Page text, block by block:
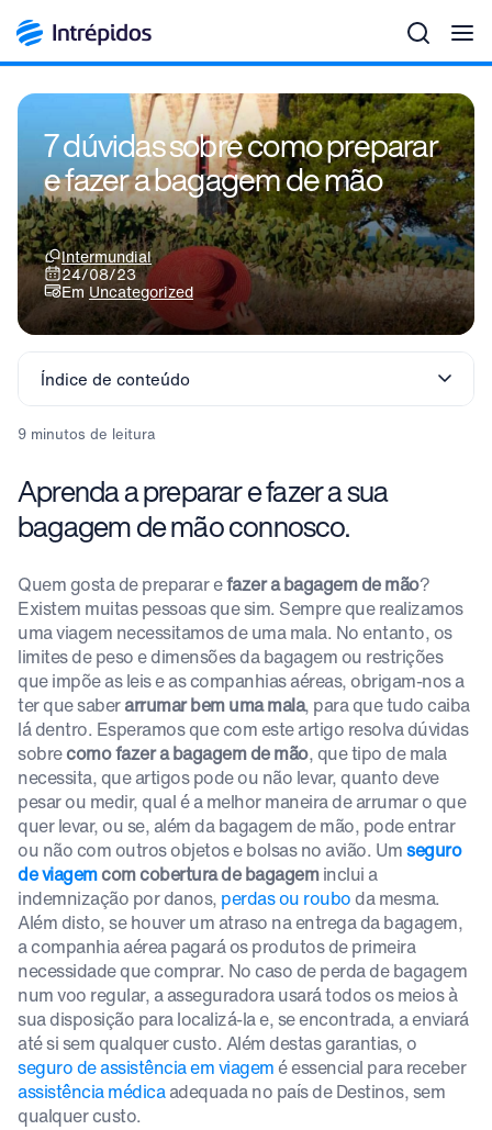
7 dúvidas sobre como preparar
e fazer a bagagem de mão
Intermundial
24/08/23
EmUncategorized
Índice de conteúdo
9 minutos de leitura
Aprenda a preparar e fazer a sua
bagagem de mão connosco.
Quem gosta de preparar efazer a bagagem de mão?
Existem muitas pessoas que sim. Sempre que realizamos
uma viagem necessitamos de uma mala. No entanto, os
limites de peso e dimensões da bagagem ou restrições
que impõe as leis e as companhias aéreas, obrigam-nos a
ter que saberarrumar bem uma mala, para que tudo caiba
lá dentro. Esperamos que com este artigo resolva dúvidas
sobrecomo fazer a bagagem de mão, que tipo de mala
necessita, que artigos pode ou não levar, quanto deve
pesar ou medir, qual é a melhor maneira de arrumar o que
quer levar, ou se, além da bagagem de mão, pode entrar
ou não com outros objetos e bolsas no avião. Umseguro
de viagemcom cobertura de bagageminclui a
indemnização por danos, perdas ou rouboda mesma.
Além disto, se houver um atraso na entrega da bagagem,
a companhia aérea pagará os produtos de primeira
necessidade que comprar. No caso de perda de bagagem
num voo regular, a asseguradora usará todos os meios à
sua disposição para localizá-la e, se encontrada, a enviará
até si sem qualquer custo. Além destas garantias, o
seguro de assistência em viagemé essencial para receber
assistência médicaadequada no país de Destinos, sem
qualquer custo.